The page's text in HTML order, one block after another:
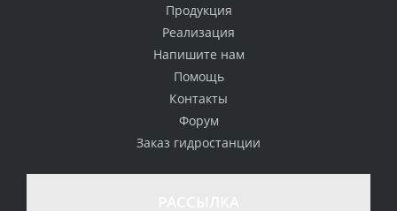
Продукция
Реализация
Напишите нам
Помощь
Контакты
Форум
Заказ гидростанции